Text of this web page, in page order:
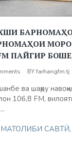
ПАЙГИР
BYfarhangfm.tj
ва шаҳру
106,8 FM,
МАТОЛИБИ САВТӢ,